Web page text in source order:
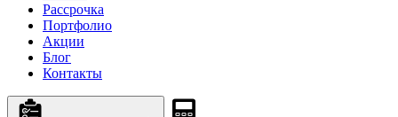
Рассрочка
Портфолио
Акции
Блог
Контакты